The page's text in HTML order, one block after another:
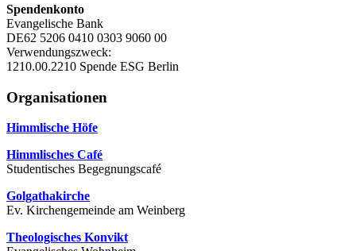
Spendenkonto
Evangelische Bank
DE62 5206 0410 0303 9060 00
Verwendungszweck:
1210.00.2210 Spende ESG Berlin
Organisationen
Himmlische Höfe
Himmlisches Café
Studentisches Begegnungscafé
Golgathakirche
Ev. Kirchengemeinde am Weinberg
Theologisches Konvikt